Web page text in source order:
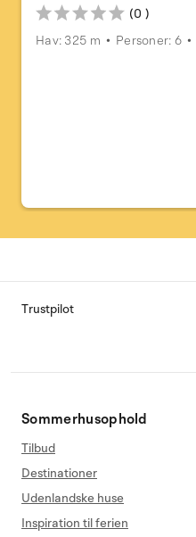
(0 )
Hav: 325 m
Personer: 6
Trustpilot
Sommerhusophold
Tilbud
Destinationer
Udenlandske huse
Inspiration til ferien